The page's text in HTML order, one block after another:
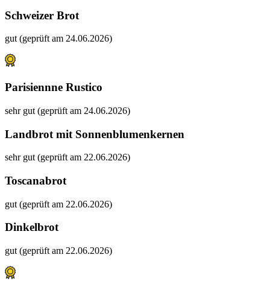
Schweizer Brot
gut (geprüft am 24.06.2026)
Parisiennne Rustico
sehr gut (geprüft am 24.06.2026)
Landbrot mit Sonnenblumenkernen
sehr gut (geprüft am 22.06.2026)
Toscanabrot
gut (geprüft am 22.06.2026)
Dinkelbrot
gut (geprüft am 22.06.2026)